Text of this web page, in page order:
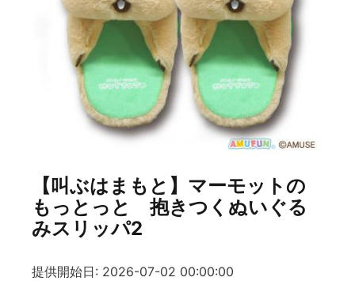
【叫ぶはまもと】マーモットの
もっとっと 抱きつくぬいぐる
みスリッパ2
提供開始日: 2026-07-02 00:00:00